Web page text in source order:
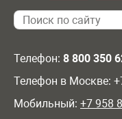
Телефон: 8 800 350
Телефон в Москве:
Мобильный: +7 958